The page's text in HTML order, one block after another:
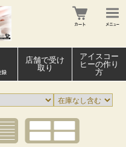
店舗で受け
取り
アイスコー
ヒーの作り
方